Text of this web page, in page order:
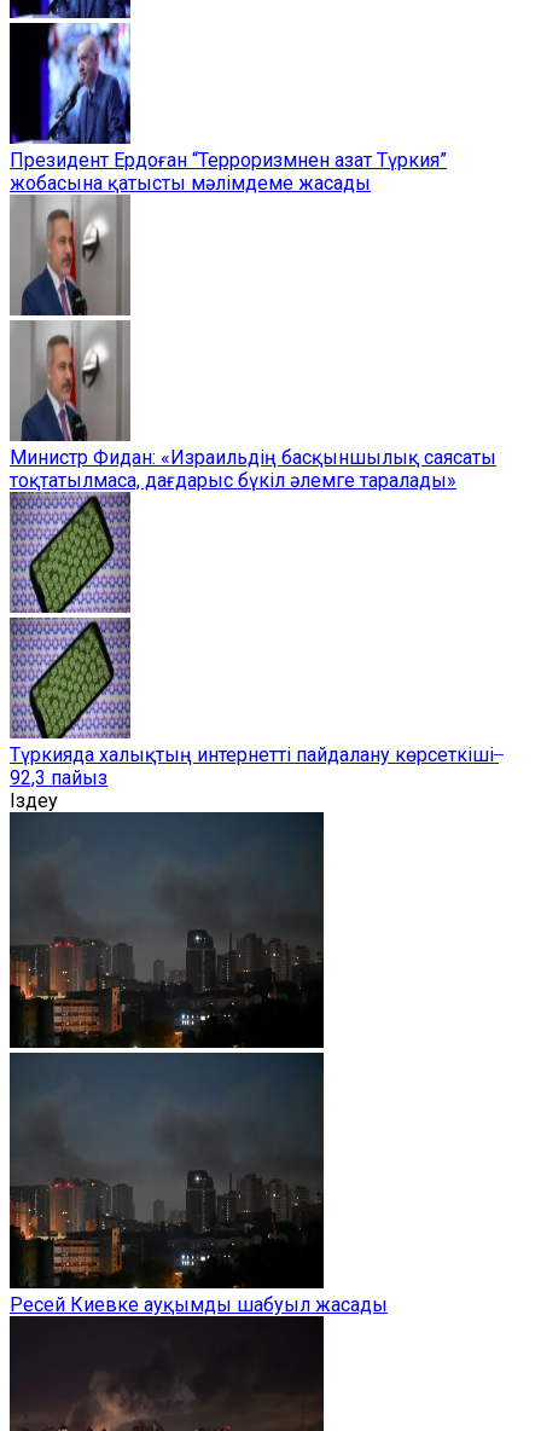
Президент Ердоған “Терроризмнен азат Түркия”
жобасына қатысты мәлімдеме жасады
Министр Фидан: «Израильдің басқыншылық саясаты
тоқтатылмаса, дағдарыс бүкіл әлемге таралады»
Түркияда халықтың интернетті пайдалану көрсеткіші ̶
92,3 пайыз
Іздеу
Ресей Киевке ауқымды шабуыл жасады